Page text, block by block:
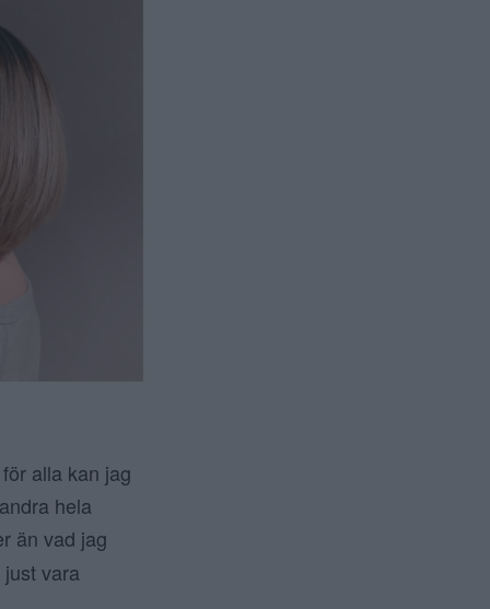
alla kan jag
hela
än vad jag
vara